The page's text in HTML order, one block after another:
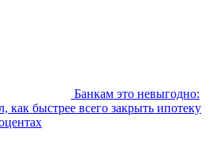
Банкам это невыгодно:
как быстрее всего закрыть ипотеку